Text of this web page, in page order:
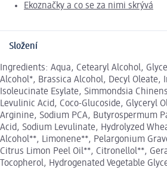
Ekoznačky a co se za nimi skrývá
Složení
Ingredients: Aqua, Cetearyl Alcohol,
Alcohol*, Brassica Alcohol, Decyl Oleate,
Isoleucinate Esylate, Simmondsia
Levulinic Acid, Coco-Glucoside, Glyceryl
Arginine, Sodium PCA, Butyrospermum
Acid, Sodium Levulinate, Hydrolyzed
Alcohol**, Limonene**, Pelargonium
Citrus Limon Peel Oil**, Citronellol**,
Tocopherol, Hydrogenated Vegetable